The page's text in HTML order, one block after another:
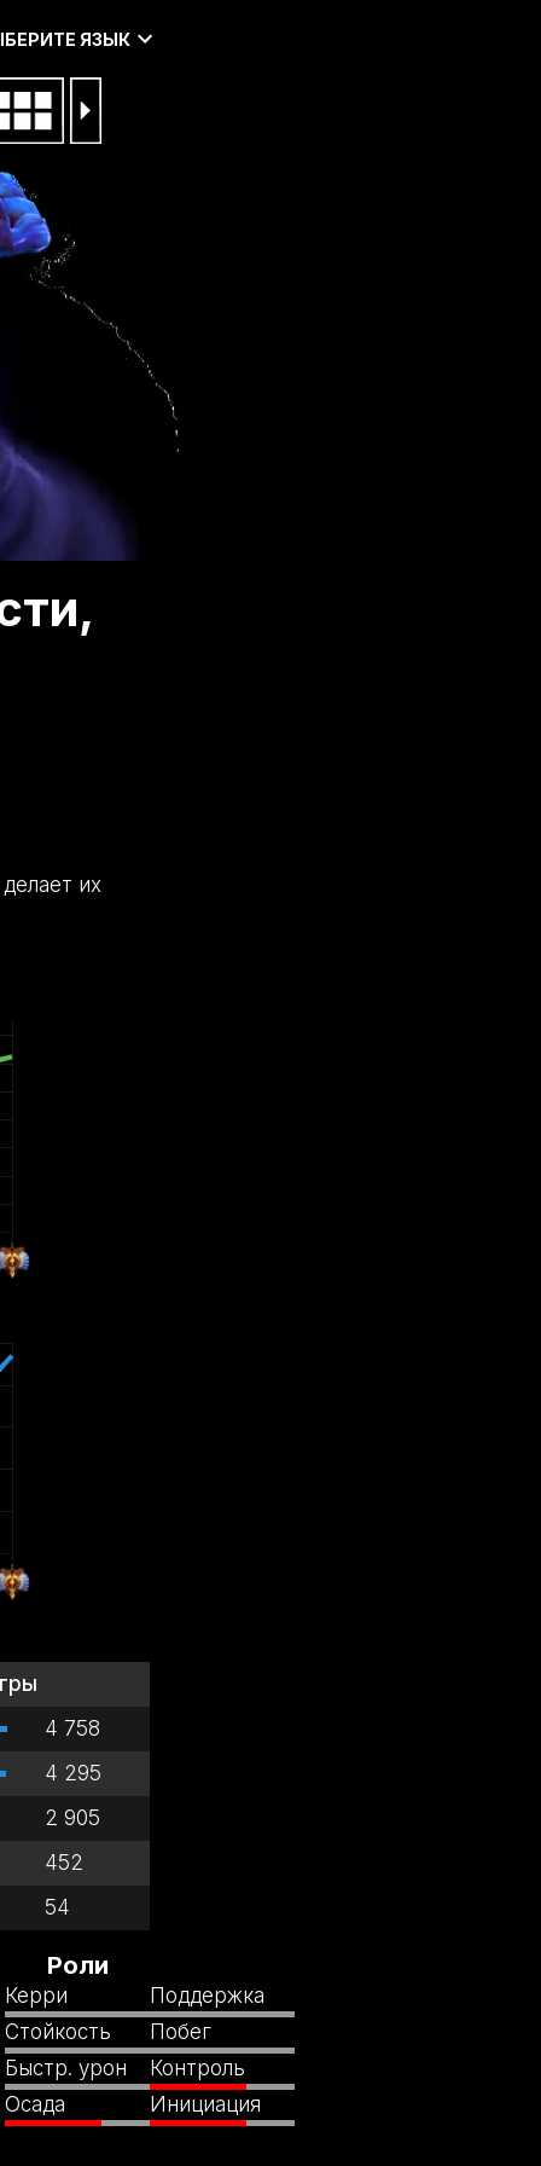
ЯЗЫК
их
4 758
4 295
2 905
452
54
Роли
Керри
Стойкость
Быстр. урон
Осада
Поддержка
Побег
Контроль
Инициация